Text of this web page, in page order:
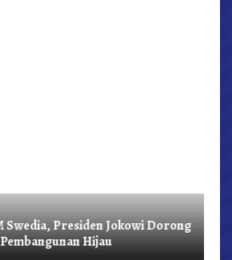
Presiden Jokowi Dorong
Hijau